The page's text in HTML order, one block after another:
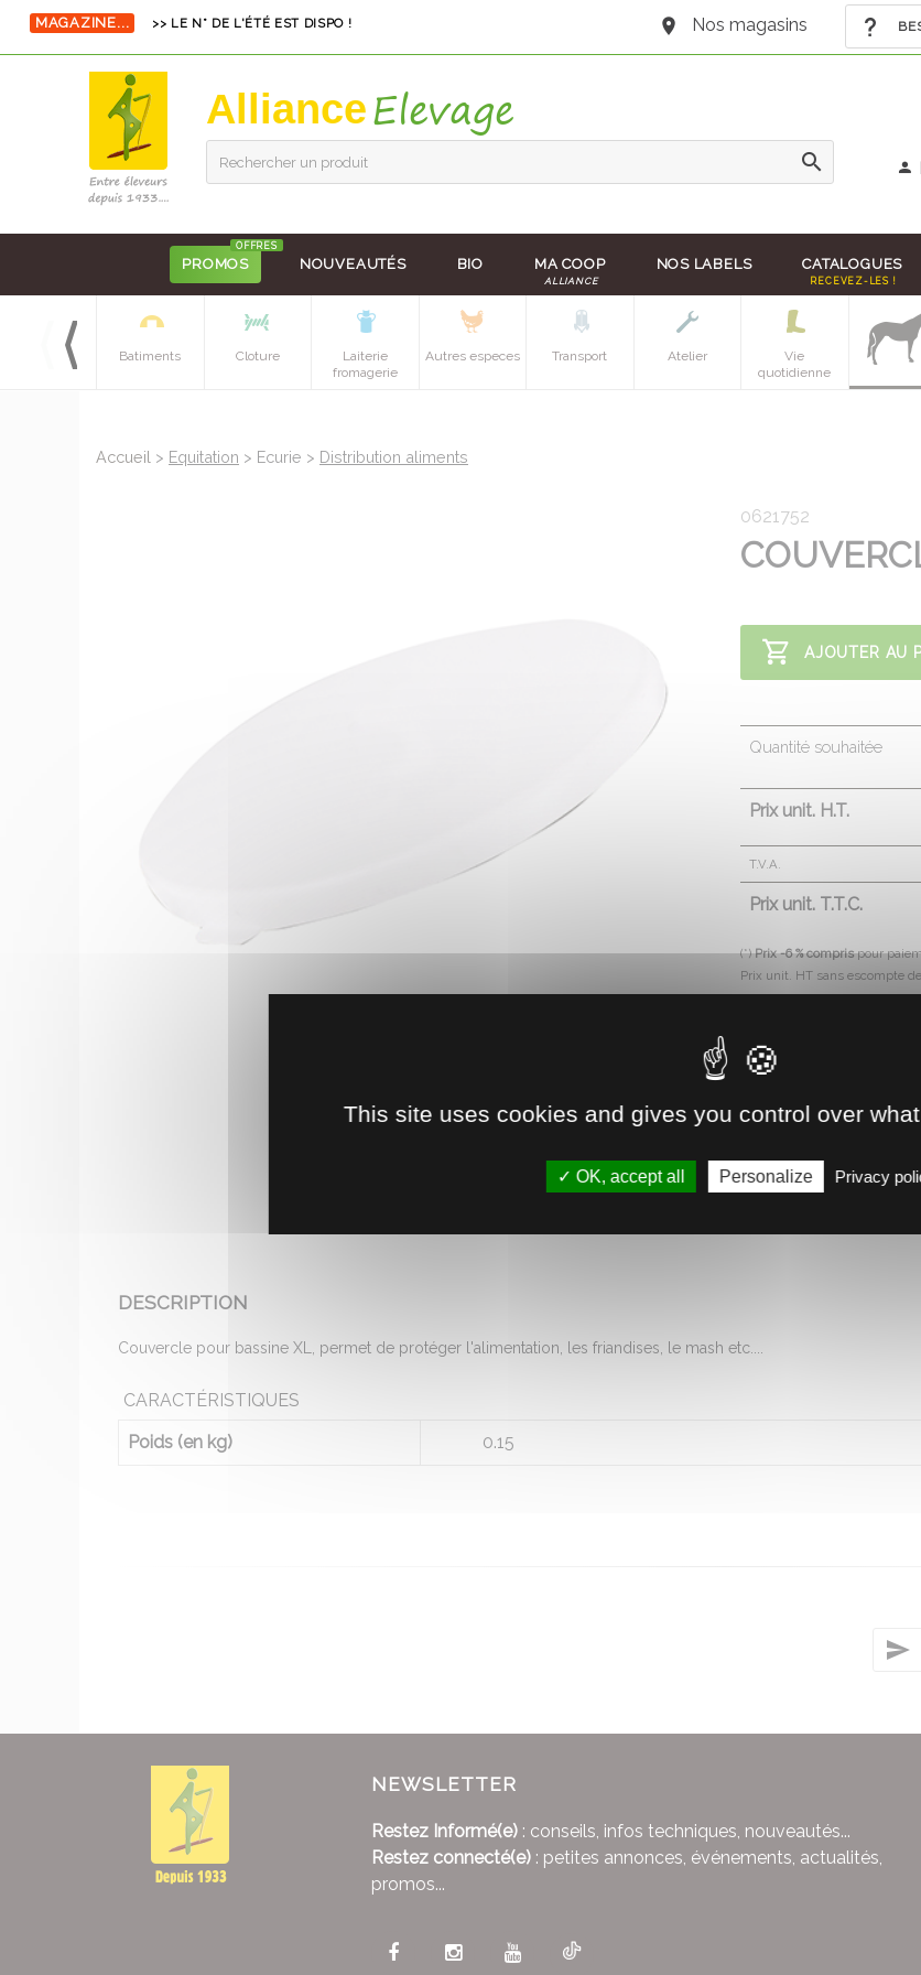
MAGAZINE... >> LE N° DE L'ÉTÉ EST DISPO ! Nos magasins
Alliance
Rechercher un produit
PROMOS
OFFRES
NOUVEAUTÉS BIO MA COOP
ALLIANCE
NOS LABELS CATALOGUES
RECEVEZ-LES !
Equipements
Batiments Cloture
Laiterie
fromagerie
Autres especes Transport Atelier
Vie
quotidienne
Accueil > Equitation > Ecurie > Distribution aliments
0621752
AJOUTER AU
Quantité souhaitée
Prix unit. H.T.
T.V.A.
Prix unit. T.T.C.
(*)Prix -6 % comprispour
Prix unit. HT sans escompte de
Disponible
Retrait direct en
Voir la disponibilité
DESCRIPTION
Couvercle pour bassine XL, permet de protéger l'alimentation, les friandises, le mash etc....
CARACTÉRISTIQUES
Poids (en kg)
0.15
NEWSLETTER
Restez Informé(e) : conseils, infos techniques, nouveautés...
Restez connecté(e) : petites annonces, événements, actualités,
promos...
This site uses cookies and gives you control over
OK, accept all Personalize Privacy